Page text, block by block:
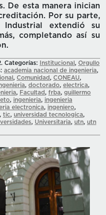
De esta manera inician
Por su parte,
extendió su
completando así su
Categorías: Institucional , Orgullo
academia nacional de ingenieria,
, Comunidad, CONEAU,
, doctorado, electrica,
, Facultad, frba, guillermo
, ingenieria, ingenieria
electronica, ingeniero,
, tic, universidad tecnologica,
, Universitaria, utn, utn